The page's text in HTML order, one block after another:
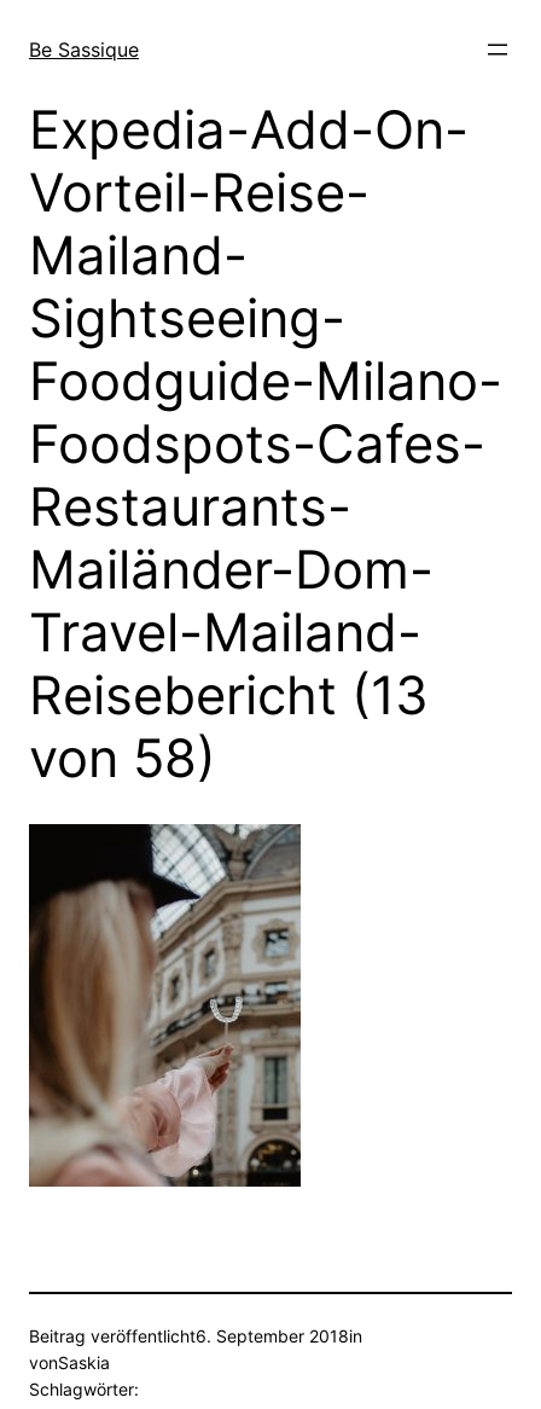
zum
wechseln
Be Sassique
Expedia-Add-On-
Vorteil-Reise-
Mailand-
Sightseeing-
Foodguide-Milano-
Foodspots-Cafes-
Restaurants-
Mailänder-Dom-
Travel-Mailand-
Reisebericht (13
von 58)
Beitrag veröffentlicht6. September 2018in
vonSaskia
Schlagwörter: